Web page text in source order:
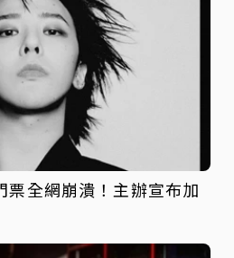
票全網崩潰！主辦宣布加